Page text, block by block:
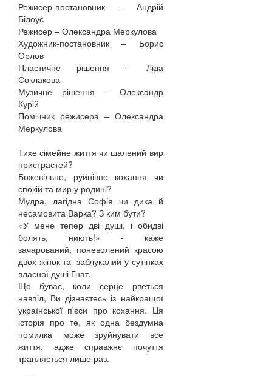
Режисер-постановник – Андрій
Білоус
Режисер – Олександра Меркулова
Художник-постановник – Борис
Орлов
Пластичне рішення – Ліда
Соклакова
Музичне рішення – Олександр
Курій
Помічник режисера – Олександра
Меркулова
Тихе сімейне життя чи шалений вир
пристрастей?
Божевільне, руйнівне кохання чи
спокій та мир у родині?
Мудра, лагідна Софія чи дика й
несамовита Варка? З ким бути?
«У мене тепер дві душі, і обидві
болять, ниють!» - каже
зачарований, поневолений красою
двох жінок та заблукалий у сутінках
власної душі Гнат.
Що буває, коли серце рветься
навпіл, Ви дізнаєтесь із найкращої
української п'єси про кохання. Ця
історія про те, як одна бездумна
помилка може зруйнувати все
життя, адже справжнє почуття
трапляється лише раз.